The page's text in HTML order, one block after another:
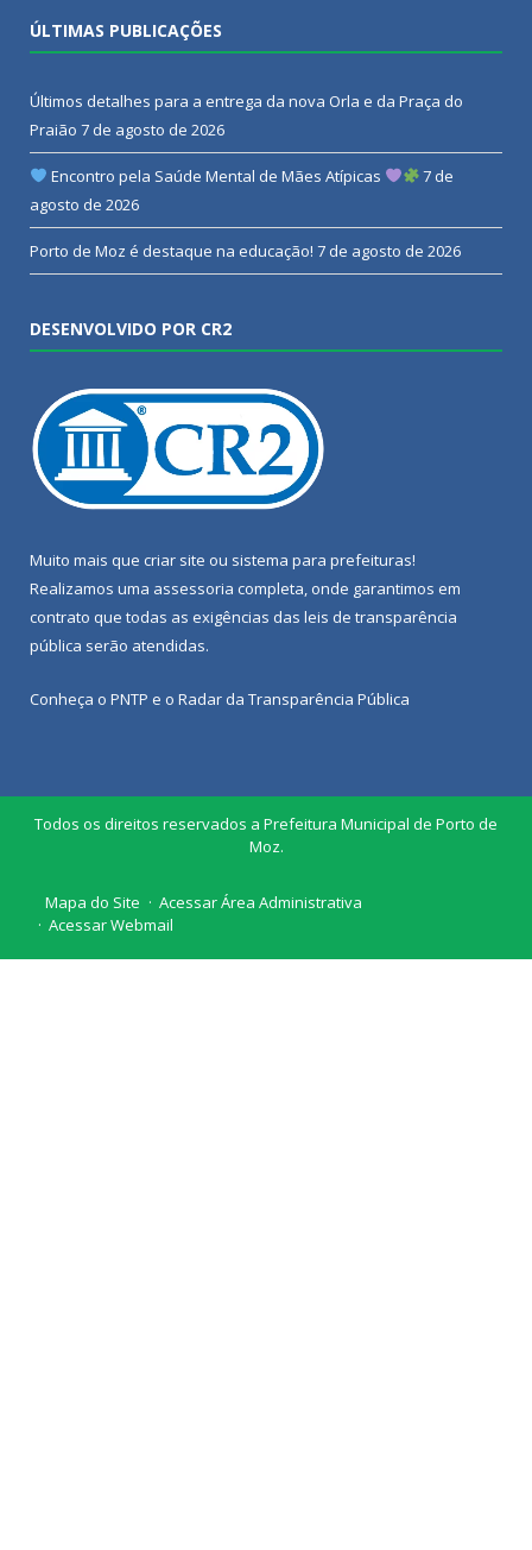
ÚLTIMAS PUBLICAÇÕES
Últimos detalhes para a entrega da nova Orla e da Praça do
Praião 7 de agosto de 2026
Encontro pela Saúde Mental de Mães Atípicas
7 de
agosto de 2026
Porto de Moz é destaque na educação! 7 de agosto de 2026
DESENVOLVIDO POR CR2
Muito mais que criar site ou sistema para prefeituras!
Realizamos uma assessoria completa, onde garantimos em
contrato que todas as exigências das leis de transparência
pública serão atendidas.
Conheça o PNTP e o Radar da Transparência Pública
Todos os direitos reservados a Prefeitura Municipal de Porto de
Moz.
Mapa do Site
Acessar Área Administrativa
Acessar Webmail